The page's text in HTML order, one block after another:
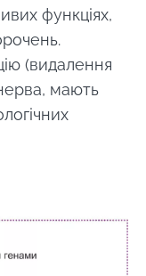
функціях,
(видалення
мають